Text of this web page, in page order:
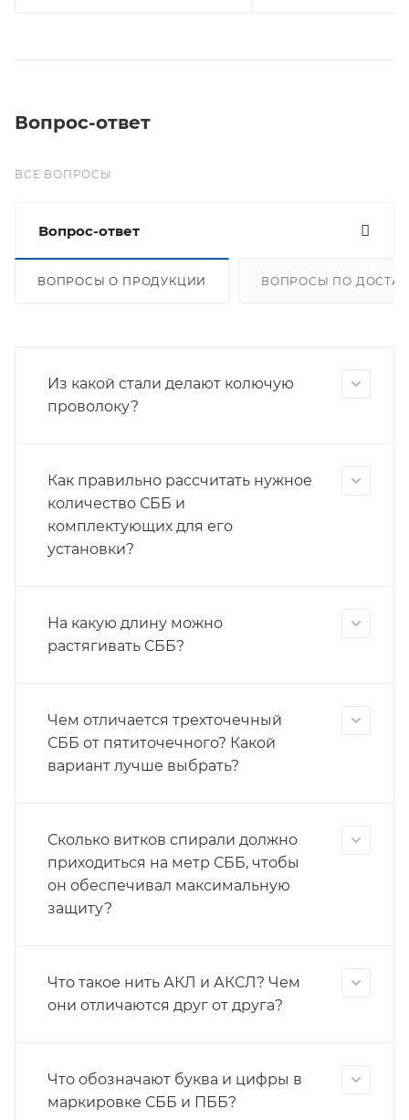
Вопрос-ответ
ВСЕ ВОПРОСЫ
Вопрос-ответ
ВОПРОСЫ О ПРОДУКЦИИ ВОПРОСЫ ПО
Из какой стали делают колючую
проволоку?
Как правильно рассчитать нужное
количество СББ и
комплектующих для его
установки?
На какую длину можно
растягивать СББ?
Чем отличается трехточечный
СББ от пятиточечного? Какой
вариант лучше выбрать?
Сколько витков спирали должно
приходиться на метр СББ, чтобы
он обеспечивал максимальную
защиту?
Что такое нить АКЛ и АКСЛ? Чем
они отличаются друг от друга?
Что обозначают буква и цифры в
маркировке СББ и ПББ?